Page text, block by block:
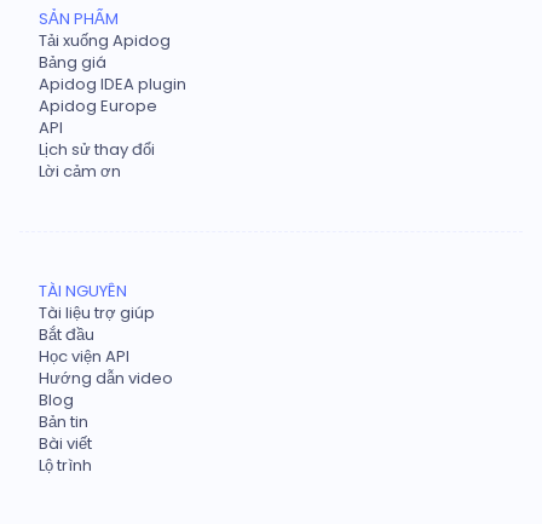
SẢN PHẨM
Tải xuống Apidog
Bảng giá
Apidog IDEA plugin
Apidog Europe
API
Lịch sử thay đổi
Lời cảm ơn
TÀI NGUYÊN
Tài liệu trợ giúp
Bắt đầu
Học viện API
Hướng dẫn video
Blog
Bản tin
Bài viết
Lộ trình